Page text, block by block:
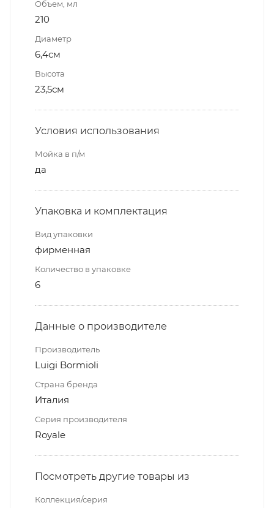
Объем, мл
210
Диаметр
6,4см
Высота
23,5см
Условия использования
Мойка в п/м
да
Упаковка и комплектация
Вид упаковки
фирменная
Количество в упаковке
6
Данные о производителе
Производитель
Luigi Bormioli
Страна бренда
Италия
Серия производителя
Royale
Посмотреть другие товары из
Коллекция/серия